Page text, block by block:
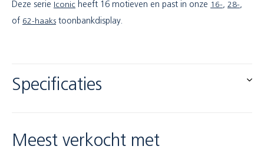
Deze serie Iconic heeft 16 motieven en past in onze 16-, 28-,
of 62-haaks toonbankdisplay.
Specificaties
Meest verkocht met